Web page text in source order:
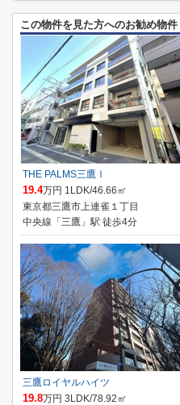
この物件を見た方へのお勧め物件
THE PALMS三鷹Ⅰ
19.4万円 1LDK/46.66㎡
東京都三鷹市上連雀１丁目
中央線「三鷹」駅 徒歩4分
三鷹ロイヤルハイツ
19.8万円 3LDK/78.92㎡